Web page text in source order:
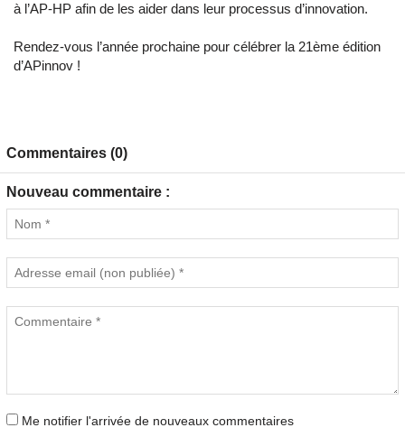
à l’AP-HP afin de les aider dans leur processus d’innovation.
Rendez-vous l’année prochaine pour célébrer la 21ème édition
d’APinnov !
Commentaires (0)
Nouveau commentaire :
Me notifier l'arrivée de nouveaux commentaires